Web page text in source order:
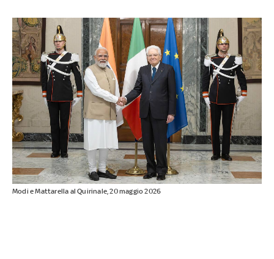
Modi e Mattarella al Quirinale, 20 maggio 2026